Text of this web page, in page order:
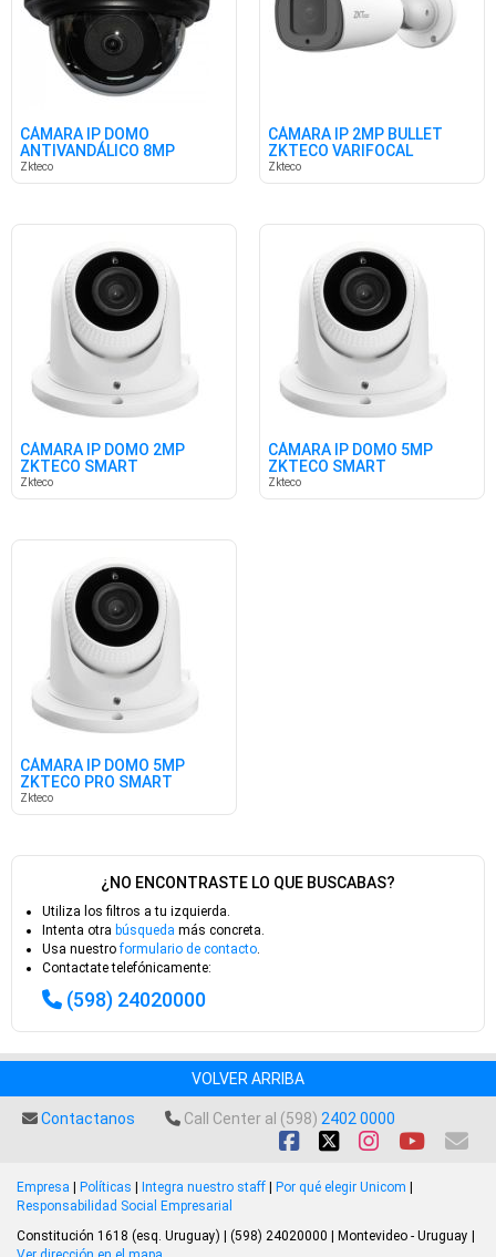
CÁMARA IP DOMO
ANTIVANDÁLICO 8MP
VARIFOCAL ZKTECO
Zkteco
CÁMARA IP 2MP BULLET
ZKTECO VARIFOCAL
Zkteco
CÁMARA IP DOMO 2MP
ZKTECO SMART
Zkteco
CÁMARA IP DOMO 5MP
ZKTECO SMART
Zkteco
CÁMARA IP DOMO 5MP
ZKTECO PRO SMART
Zkteco
¿NO ENCONTRASTE LO QUE BUSCABAS?
Utiliza los filtros a tu izquierda.
Intenta otra búsqueda más concreta.
Usa nuestroformulario de contacto.
Contactate telefónicamente:
(598) 24020000
VOLVER ARRIBA
Contactanos Call Center al (598) 2402 0000
Empresa Políticas Integra nuestro staff Por qué elegir Unicom
Responsabilidad Social Empresarial
Constitución 1618 (esq. Uruguay) | (598) 24020000 | Montevideo - Uruguay |